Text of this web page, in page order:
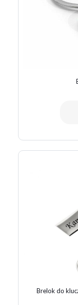
kolejnych komentarzy.
Brelok do